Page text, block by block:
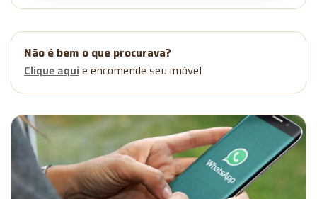
Não é bem o que procurava?
Clique aqui e encomende seu imóvel